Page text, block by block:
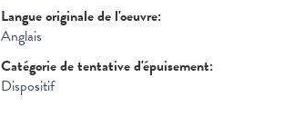
Langue originale de l'oeuvre:
Anglais
Catégorie de tentative d'épuisement:
Dispositif